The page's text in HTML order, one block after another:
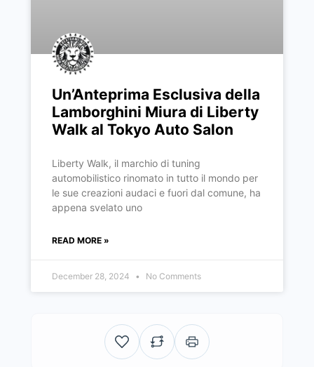
Un’Anteprima Esclusiva della
Lamborghini Miura di Liberty
Walk al Tokyo Auto Salon
Liberty Walk, il marchio di tuning
automobilistico rinomato in tutto il mondo per
le sue creazioni audaci e fuori dal comune, ha
appena svelato uno
READ MORE »
December 28, 2024 No Comments